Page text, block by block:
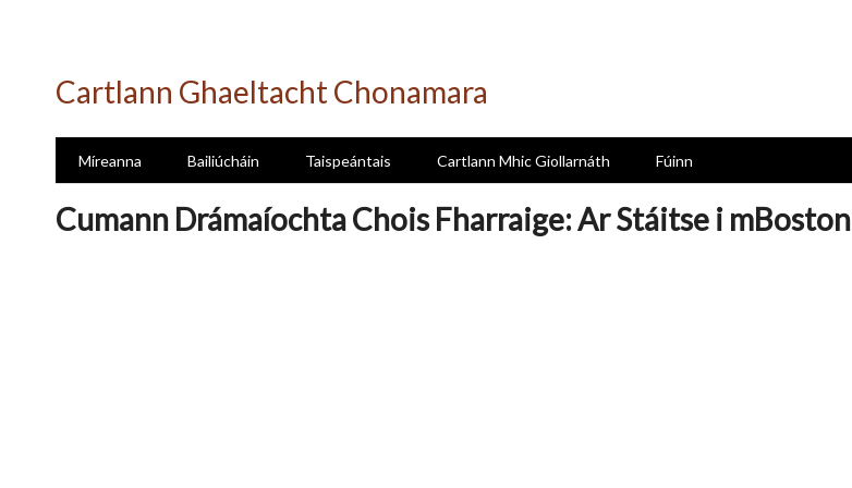
Cartlann Ghaeltacht Chonamara
Míreanna Bailiúcháin Taispeántais Cartlann Mhic Giollarnáth Fúinn
Cumann Drámaíochta Chois Fharraige: Ar Stáitse i mBoston